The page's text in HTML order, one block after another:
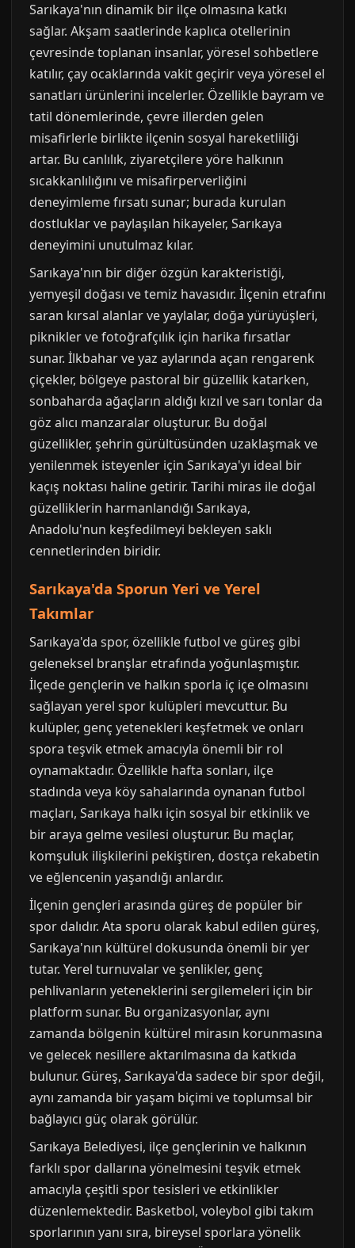
Sarıkaya'nın dinamik bir ilçe olmasına katkı
sağlar. Akşam saatlerinde kaplıca otellerinin
çevresinde toplanan insanlar, yöresel sohbetlere
katılır, çay ocaklarında vakit geçirir veya yöresel el
sanatları ürünlerini incelerler. Özellikle bayram ve
tatil dönemlerinde, çevre illerden gelen
misafirlerle birlikte ilçenin sosyal hareketliliği
artar. Bu canlılık, ziyaretçilere yöre halkının
sıcakkanlılığını ve misafirperverliğini
deneyimleme fırsatı sunar; burada kurulan
dostluklar ve paylaşılan hikayeler, Sarıkaya
deneyimini unutulmaz kılar.
Sarıkaya'nın bir diğer özgün karakteristiği,
yemyeşil doğası ve temiz havasıdır. İlçenin etrafını
saran kırsal alanlar ve yaylalar, doğa yürüyüşleri,
piknikler ve fotoğrafçılık için harika fırsatlar
sunar. İlkbahar ve yaz aylarında açan rengarenk
çiçekler, bölgeye pastoral bir güzellik katarken,
sonbaharda ağaçların aldığı kızıl ve sarı tonlar da
göz alıcı manzaralar oluşturur. Bu doğal
güzellikler, şehrin gürültüsünden uzaklaşmak ve
yenilenmek isteyenler için Sarıkaya'yı ideal bir
kaçış noktası haline getirir. Tarihi miras ile doğal
güzelliklerin harmanlandığı Sarıkaya,
Anadolu'nun keşfedilmeyi bekleyen saklı
cennetlerinden biridir.
Sarıkaya'da Sporun Yeri ve Yerel
Takımlar
Sarıkaya'da spor, özellikle futbol ve güreş gibi
geleneksel branşlar etrafında yoğunlaşmıştır.
İlçede gençlerin ve halkın sporla iç içe olmasını
sağlayan yerel spor kulüpleri mevcuttur. Bu
kulüpler, genç yetenekleri keşfetmek ve onları
spora teşvik etmek amacıyla önemli bir rol
oynamaktadır. Özellikle hafta sonları, ilçe
stadında veya köy sahalarında oynanan futbol
maçları, Sarıkaya halkı için sosyal bir etkinlik ve
bir araya gelme vesilesi oluşturur. Bu maçlar,
komşuluk ilişkilerini pekiştiren, dostça rekabetin
ve eğlencenin yaşandığı anlardır.
İlçenin gençleri arasında güreş de popüler bir
spor dalıdır. Ata sporu olarak kabul edilen güreş,
Sarıkaya'nın kültürel dokusunda önemli bir yer
tutar. Yerel turnuvalar ve şenlikler, genç
pehlivanların yeteneklerini sergilemeleri için bir
platform sunar. Bu organizasyonlar, aynı
zamanda bölgenin kültürel mirasın korunmasına
ve gelecek nesillere aktarılmasına da katkıda
bulunur. Güreş, Sarıkaya'da sadece bir spor değil,
aynı zamanda bir yaşam biçimi ve toplumsal bir
bağlayıcı güç olarak görülür.
Sarıkaya Belediyesi, ilçe gençlerinin ve halkının
farklı spor dallarına yönelmesini teşvik etmek
amacıyla çeşitli spor tesisleri ve etkinlikler
düzenlemektedir. Basketbol, voleybol gibi takım
sporlarının yanı sıra, bireysel sporlara yönelik